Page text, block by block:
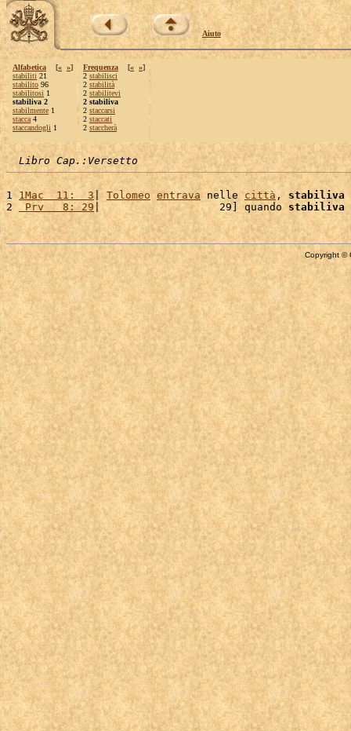
Aiuto
Alfabetica [« »]
stabiliti 21
stabilito 96
stabilitosi 1
stabiliva 2
stabilmente 1
stacca 4
staccandogli 1
Frequenza [« »]
2 stabilisci
2 stabilità
2 stabilitevi
2 stabiliva
2 staccarsi
2 staccati
2 staccherà
Libro Cap.:Versetto
1 1Mac  11:  3| Tolomeo entrava nelle città , stabiliva
2
Prv   8: 29 |                   29] quando stabiliva
Copyright ©